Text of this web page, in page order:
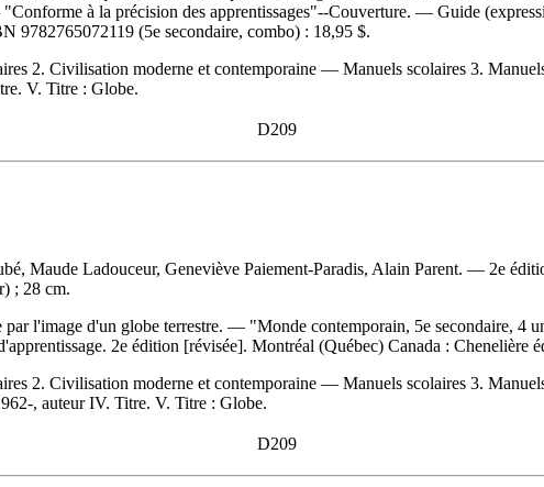
à la précision des apprentissages"--Couverture. — Guide
9782765072119 (5e secondaire, combo) : 18,95 $.
2. Civilisation moderne et contemporaine — Manuels scolaires 3.
V. Titre : Globe.
D209
Maude Ladouceur, Geneviève Paiement-Paradis, Alain Parent. — 2e
; 28 cm.
l'image d'un globe terrestre. — "Monde contemporain, 5e secondaire, 4
2e édition [révisée]. Montréal (Québec) Canada :
2. Civilisation moderne et contemporaine — Manuels scolaires 3.
, auteur IV. Titre. V. Titre : Globe.
D209